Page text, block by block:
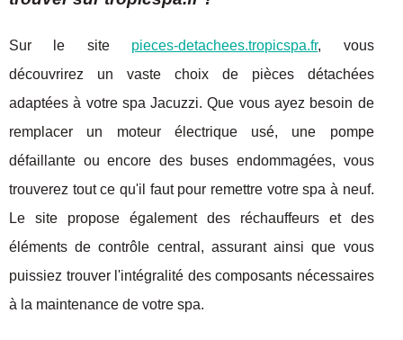
Sur le site pieces-detachees.tropicspa.fr, vous
découvrirez un vaste choix de pièces détachées
adaptées à votre spa Jacuzzi. Que vous ayez besoin de
remplacer un moteur électrique usé, une pompe
défaillante ou encore des buses endommagées, vous
trouverez tout ce qu'il faut pour remettre votre spa à neuf.
Le site propose également des réchauffeurs et des
éléments de contrôle central, assurant ainsi que vous
puissiez trouver l'intégralité des composants nécessaires
à la maintenance de votre spa.